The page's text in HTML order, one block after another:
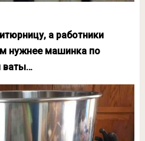
а работники
нужнее машинка по
ваты…